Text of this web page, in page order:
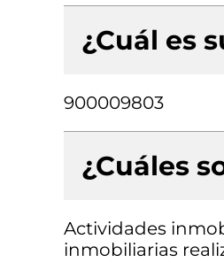
¿Cuál es
900009803
¿Cuáles
Actividades
inmobiliarias